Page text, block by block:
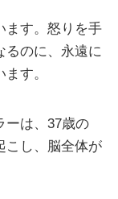
ます。怒りを手
るのに、永遠に
す。
ーは、37歳の
こし、脳全体が